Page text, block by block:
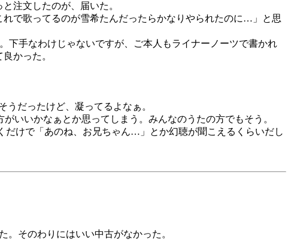
注文したのが、届いた。
で歌ってるのが雪希たんだったらかなりやられたのに…」と思
手なわけじゃないですが、ご本人もライナーノーツで書かれ
かった。
うだったけど、凝ってるよなぁ。
いいかなぁとか思ってしまう。みんなのうたの方でもそう。
だけで「あのね、お兄ちゃん…」とか幻聴が聞こえるくらいだし
そのわりにはいい中古がなかった。